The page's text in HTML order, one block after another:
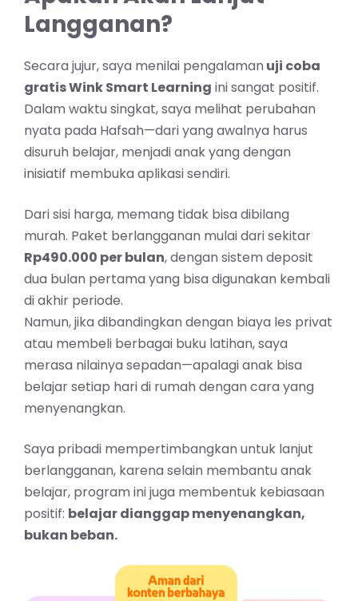
Langganan?
Secara jujur, saya menilai pengalaman uji coba
gratis Wink Smart Learning ini sangat positif.
Dalam waktu singkat, saya melihat perubahan
nyata pada Hafsah—dari yang awalnya harus
disuruh belajar, menjadi anak yang dengan
inisiatif membuka aplikasi sendiri.
Dari sisi harga, memang tidak bisa dibilang
murah. Paket berlangganan mulai dari sekitar
Rp490.000 per bulan, dengan sistem deposit
dua bulan pertama yang bisa digunakan kembali
di akhir periode.
Namun, jika dibandingkan dengan biaya les privat
atau membeli berbagai buku latihan, saya
merasa nilainya sepadan—apalagi anak bisa
belajar setiap hari di rumah dengan cara yang
menyenangkan.
Saya pribadi mempertimbangkan untuk lanjut
berlangganan, karena selain membantu anak
belajar, program ini juga membentuk kebiasaan
positif: belajar dianggap menyenangkan,
bukan beban.